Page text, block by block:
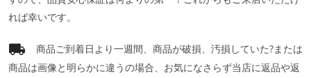
れば幸いです。
商品ご到着日より一週間、商品が破損、汚損していた?または
商品は画像と明らかに違うの場合、お気になさらず当店に返品や返